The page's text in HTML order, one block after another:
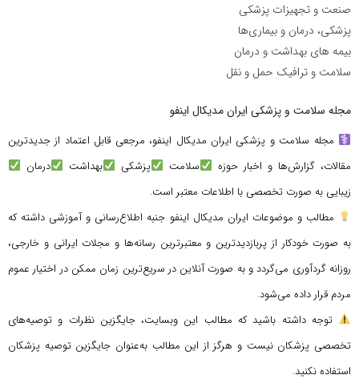
صنعت و تجهیزات پزشکی
پزشکی، درمان و بیماری‌ها
بیمه های بهداشت و درمان
سلامت و ترافیک حمل و نقل
مجله سلامت و پزشکی ایران مدیکال اینفو
مجله سلامت و پزشکی ایران مدیکال اینفو، مرجعی قابل اعتماد از جدیدترین
مقالات، گزارش‌ها و اخبار حوزه
سلامت پزشکی بهداشت
درمان
زیبایی به صورت تخصصی با اطلاعات معتبر است.
مطالب و موضوعات ایران مدیکال اینفو جنبه اطلاع‌رسانی و آموزشی داشته که
به صورت خودکار از پربازدیدترین و معتبرترین رسانه‌ها و مجلات ایرانی و خارجی،
روزانه گردآوری می‌گردد و به صورت آنلاین در سریع‌ترین زمان ممکن در اختیار عموم
مردم قرار داده می‌شود.
توجه داشته باشید که مطالب این وبسایت، جایگزین نظرات و توصیه‌های
تخصصی پزشکان نیست و هرگز از این مطالب به‌عنوان جایگزین توصیه پزشکان
استفاده نکنید.